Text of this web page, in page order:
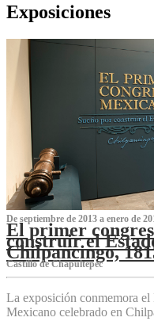
Exposiciones
De septiembre de 2013 a enero de
El primer
construir el
Chilpancingo,
Castillo de Chapultepec
La exposición conmemora
Mexicano celebrado en